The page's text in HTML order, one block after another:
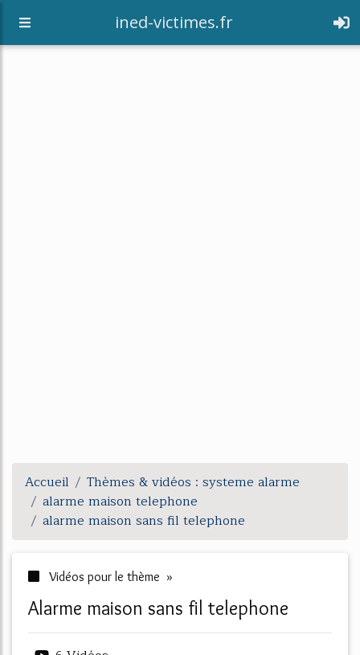
ined-victimes.fr
Accueil
Thèmes & vidéos : systeme alarme
alarme maison telephone
alarme maison sans fil telephone
Vidéos pour le thème »
alarme maison sans fil telephone